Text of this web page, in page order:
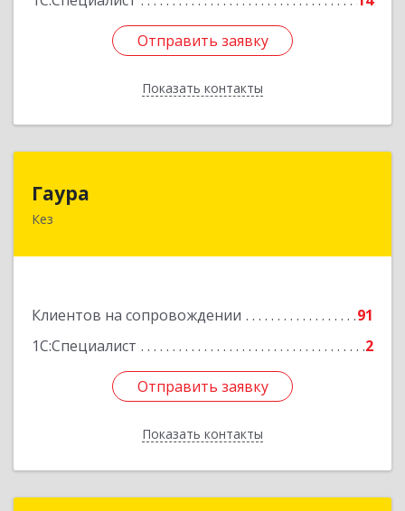
Отправить заявку
Показать контакты
Отправить заявку
Назад
Гаура
Кез
Клиентов на сопровождении
91
1С:Специалист
2
Отправить заявку
Показать контакты
Отправить заявку
Назад